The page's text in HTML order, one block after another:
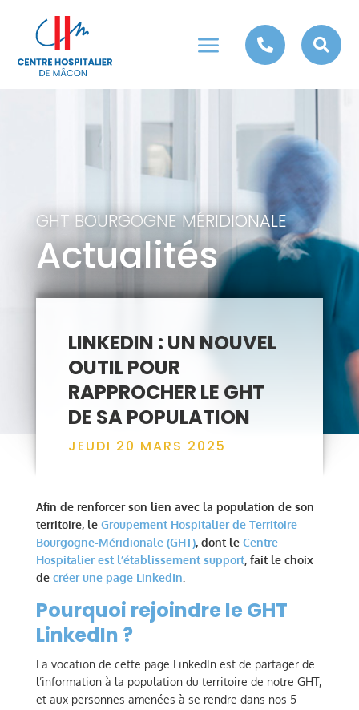
a  
GHT BOURGOGNE MÉRIDIONALE
Actualités
LINKEDIN : UN NOUVEL
OUTIL POUR
RAPPROCHER LE GHT
DE SA POPULATION
JEUDI 20 MARS 2025
Afin de renforcer son lien avec la population de son
territoire, le Groupement Hospitalier de Territoire
Bourgogne-Méridionale (GHT), dont le Centre
Hospitalier est l’établissement support, fait le choix
de créer une page LinkedIn
Pourquoi rejoindre le GHT
LinkedIn ?
La vocation de cette page LinkedIn est de partager de
l’information à la population du territoire de notre GHT,
et aux personnes amenées à se rendre dans nos 5